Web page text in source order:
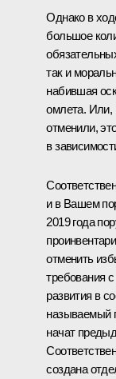
Однако в
большое
так и
набившая
омлета. Или,
отменили,
в
и в Вашем
2019 года
отменить
требования
развития в
называемый
начат
создана